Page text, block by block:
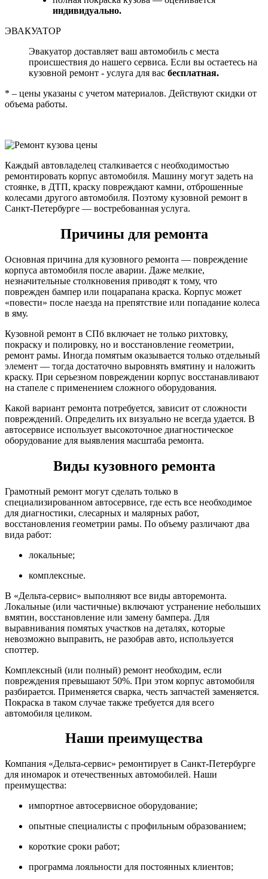
индивидуально.
ЭВАКУАТОР
Эвакуатор доставляет ваш автомобиль с места
происшествия до нашего сервиса. Если вы остаетесь на
кузовной ремонт - услуга для вас бесплатная.
* – цены указаны с учетом материалов. Действуют скидки от
объема работы.
Каждый автовладелец сталкивается с необходимостью
ремонтировать корпус автомобиля. Машину могут задеть на
стоянке, в ДТП, краску повреждают камни, отброшенные
колесами другого автомобиля. Поэтому кузовной ремонт в
Санкт-Петербурге — востребованная услуга.
Причины для ремонта
Основная причина для кузовного ремонта — повреждение
корпуса автомобиля после аварии. Даже мелкие,
незначительные столкновения приводят к тому, что
поврежден бампер или поцарапана краска. Корпус может
«повести» после наезда на препятствие или попадание колеса
в яму.
Кузовной ремонт в СПб включает не только рихтовку,
покраску и полировку, но и восстановление геометрии,
ремонт рамы. Иногда помятым оказывается только отдельный
элемент — тогда достаточно выровнять вмятину и наложить
краску. При серьезном повреждении корпус восстанавливают
на стапеле с применением сложного оборудования.
Какой вариант ремонта потребуется, зависит от сложности
повреждений. Определить их визуально не всегда удается. В
автосервисе использует высокоточное диагностическое
оборудование для выявления масштаба ремонта.
Виды кузовного ремонта
Грамотный ремонт могут сделать только в
специализированном автосервисе, где есть все необходимое
для диагностики, слесарных и малярных работ,
восстановления геометрии рамы. По объему различают два
вида работ:
локальные;
комплексные.
В «Дельта-сервис» выполняют все виды авторемонта.
Локальные (или частичные) включают устранение небольших
вмятин, восстановление или замену бампера. Для
выравнивания помятых участков на деталях, которые
невозможно выправить, не разобрав авто, используется
споттер.
Комплексный (или полный) ремонт необходим, если
повреждения превышают 50%. При этом корпус автомобиля
разбирается. Применяется сварка, честь запчастей заменяется.
Покраска в таком случае также требуется для всего
автомобиля целиком.
Наши преимущества
Компания «Дельта-сервис» ремонтирует в Санкт-Петербурге
для иномарок и отечественных автомобилей. Наши
преимущества:
импортное автосервисное оборудование;
опытные специалисты с профильным образованием;
короткие сроки работ;
программа лояльности для постоянных клиентов;